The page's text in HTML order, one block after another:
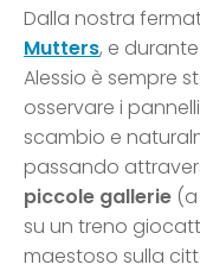
Dalla nostra
Mutters, e
Alessio è sempre
osservare i
scambio e
passando
piccole gallerie
su un treno
maestoso sulla